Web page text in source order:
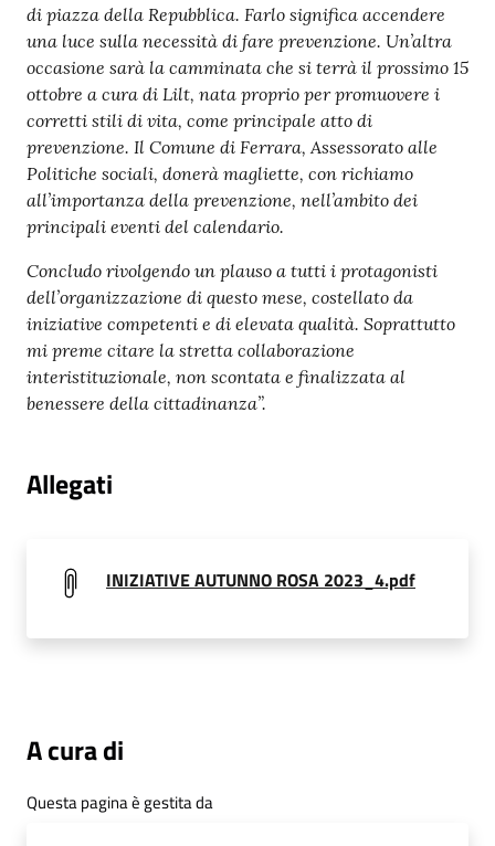
di piazza della Repubblica. Farlo significa accendere
una luce sulla necessità di fare prevenzione. Un’altra
occasione sarà la camminata che si terrà il prossimo 15
ottobre a cura di Lilt, nata proprio per promuovere i
corretti stili di vita, come principale atto di
prevenzione. Il Comune di Ferrara, Assessorato alle
Politiche sociali, donerà magliette, con richiamo
all’importanza della prevenzione, nell’ambito dei
principali eventi del calendario.
Concludo rivolgendo un plauso a tutti i protagonisti
dell’organizzazione di questo mese, costellato da
iniziative competenti e di elevata qualità. Soprattutto
mi preme citare la stretta collaborazione
interistituzionale, non scontata e finalizzata al
benessere della cittadinanza”.
Allegati
INIZIATIVE AUTUNNO ROSA 2023_4.pdf
A cura di
Questa pagina è gestita da